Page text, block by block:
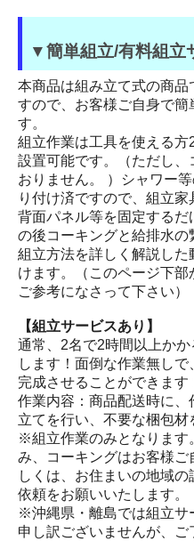
▼簡単組立/有料組立
本商品は組み立て式の商品
すので、お客様ご自身で
す。
組立作業は工具を使える
設置可能です。（ただし
おりません。 ）シャワー
り付け済ですので、組立
背面パネル等を固定する
の後コーキングと給排水の
組立方法を詳しく解説し
けます。（このページ下
ご参考になさって下さい）
【組立サービスあり】
通常、2名で2時間以上か
します！面倒な作業無し
完成させることができます
作業内容：商品配送時に
立てを行い、不要な梱包材
※組立作業のみとなります
み、コーキングはお客様
しくは、お住まいの地域
依頼をお願いいたします。
※沖縄県・離島では組立サ
申し訳ございませんが、ご